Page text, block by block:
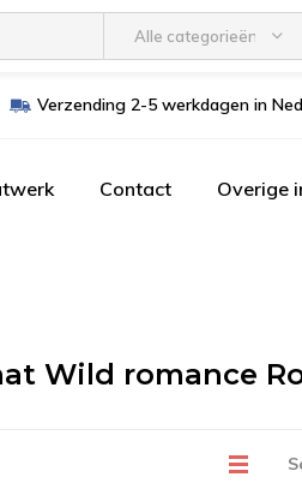
Alle categorieën
Verzending 2-5 werkdagen in
Contact Overige
Wild romance